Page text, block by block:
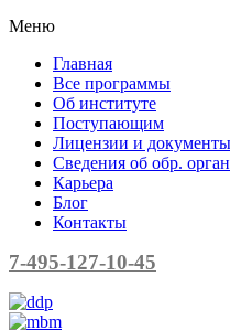
Меню
Главная
Все программы
Об институте
Поступающим
Лицензии и документы
Сведения об обр.
Карьера
Блог
Контакты
7-495-127-10-45